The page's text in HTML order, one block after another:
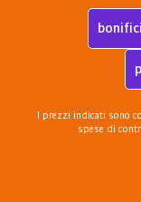
I prezzi indicati sono
spese di